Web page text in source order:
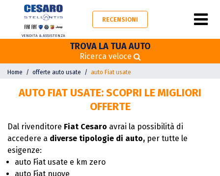
VENDITA & ASSISTENZA
RECENSIONI
TROVA LA TUA AUTO
Ricerca veloce
Home offerte auto usate auto Fiat usate
AUTO FIAT USATE: SCOPRI LE MIGLIORI
OFFERTE
Dal rivenditore Fiat Cesaro avrai la possibilità di
accedere a diverse tipologie di auto, per tutte le
esigenze:
auto Fiat usate e km zero
auto Fiat nuove